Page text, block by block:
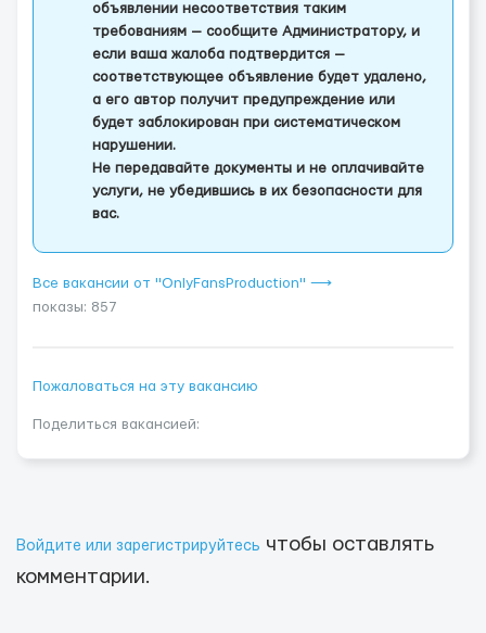
объявлении несоответствия таким
требованиям — сообщите Администратору, и
если ваша жалоба подтвердится —
соответствующее объявление будет удалено,
а его автор получит предупреждение или
будет заблокирован при систематическом
нарушении.
Не передавайте документы и не оплачивайте
услуги, не убедившись в их безопасности для
вас.
Все вакансии от "OnlyFansProduction" ⟶
показы: 857
Пожаловаться на эту вакансию
Поделиться вакансией:
Войдите или зарегистрируйтесь чтобы оставлять
комментарии.